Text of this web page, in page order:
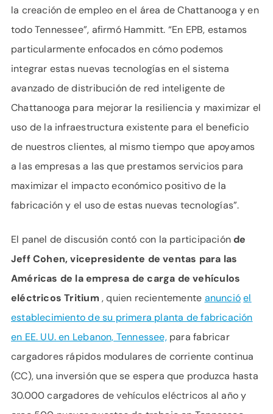
la creación de empleo en el área de Chattanooga y en
todo Tennessee”, afirmó Hammitt. “En EPB, estamos
particularmente enfocados en cómo podemos
integrar estas nuevas tecnologías en el sistema
avanzado de distribución de red inteligente de
Chattanooga para mejorar la resiliencia y maximizar el
uso de la infraestructura existente para el beneficio
de nuestros clientes, al mismo tiempo que apoyamos
a las empresas a las que prestamos servicios para
maximizar el impacto económico positivo de la
fabricación y el uso de estas nuevas tecnologías”.
El panel de discusión contó con la participaciónde
Jeff Cohen, vicepresidente de ventas para las
Américas de la empresa de carga de vehículos
eléctricos Tritium , quien recientemente anunció el
establecimiento de su primera planta de fabricación
en EE. UU. en Lebanon, Tennessee,para fabricar
cargadores rápidos modulares de corriente continua
(CC), una inversión que se espera que produzca hasta
30.000 cargadores de vehículos eléctricos al año y